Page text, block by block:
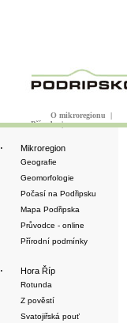
O mikroregionu |
Příroda|
· Mikroregion
Geografie
Geomorfologie
Počasí na Podřipsku
Mapa Podřipska
Průvodce - online
Přírodní podmínky
· Hora Říp
Rotunda
Z pověstí
Svatojiřská pouť